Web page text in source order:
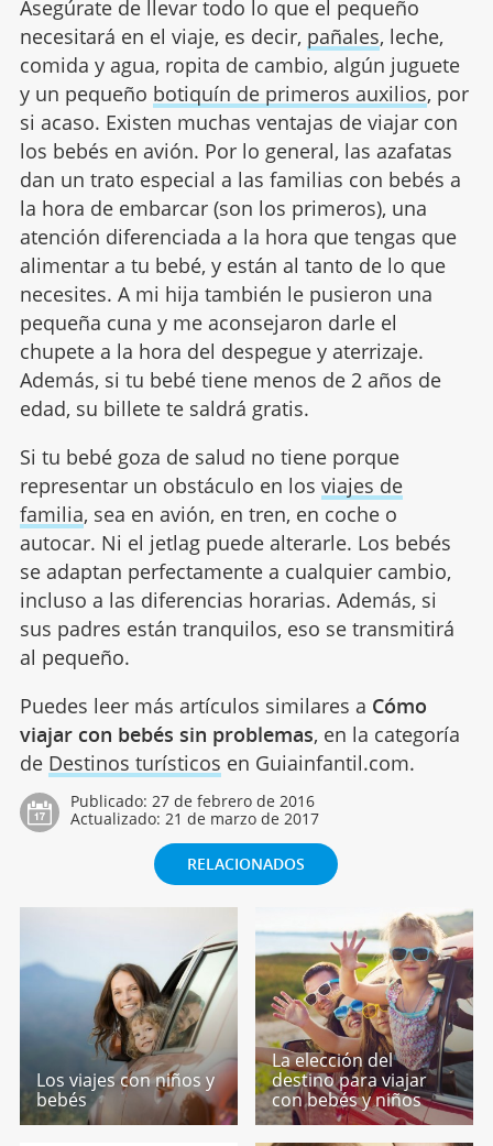
Asegúrate de llevar todo lo que el pequeño
necesitará en el viaje, es decir, pañales, leche,
comida y agua, ropita de cambio, algún juguete
y un pequeño botiquín de primeros auxilios, por
si acaso. Existen muchas ventajas de viajar con
los bebés en avión. Por lo general, las azafatas
dan un trato especial a las familias con bebés a
la hora de embarcar (son los primeros), una
atención diferenciada a la hora que tengas que
alimentar a tu bebé, y están al tanto de lo que
necesites. A mi hija también le pusieron una
pequeña cuna y me aconsejaron darle el
chupete a la hora del despegue y aterrizaje.
Además, si tu bebé tiene menos de 2 años de
edad, su billete te saldrá gratis.
Si tu bebé goza de salud no tiene porque
representar un obstáculo en los viajes de
familia, sea en avión, en tren, en coche o
autocar. Ni el jetlag puede alterarle. Los bebés
se adaptan perfectamente a cualquier cambio,
incluso a las diferencias horarias. Además, si
sus padres están tranquilos, eso se transmitirá
al pequeño.
Puedes leer más artículos similares a Cómo
viajar con bebés sin problemas, en la categoría
de Destinos turísticos en Guiainfantil.com.
Publicado: 27 de febrero de 2016
Actualizado: 21 de marzo de 2017
RELACIONADOS
Los viajes con niños y
bebés
La elección del
destino para viajar
con bebés y niños